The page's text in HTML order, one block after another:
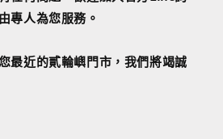
專人為您服務。
最近的貳輪嶼門市，我們將竭誠